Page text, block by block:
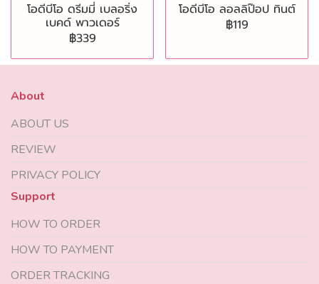
โอดีบีโอ ดรีมมี่ เบลอริ่ง
เบคด์ พาวเดอร์
฿339
โอดีบีโอ ลอลลิป๊อป ทินต์
฿119
About
ABOUT US
REVIEW
PRIVACY POLICY
Support
HOW TO ORDER
HOW TO PAYMENT
ORDER TRACKING